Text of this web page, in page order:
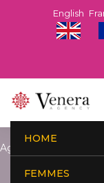
English
HOME
FEMMES
Age: